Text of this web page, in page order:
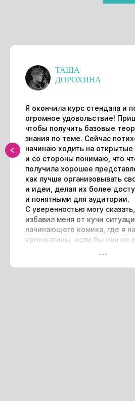
ТАША
ДОРОХИНА
Я окончила курс стендапа и
огромное удовольствие!
чтобы получить базовые
знания по теме. Сейчас
начинаю ходить на
и со стороны понимаю, что
получила хорошее
как лучше организовывать
и идеи, делая их более
и понятными для аудитории.
С уверенностью могу
избавил меня от кучи
начинающего комика, где я
кринжатины, если бы они не
представление о том, что